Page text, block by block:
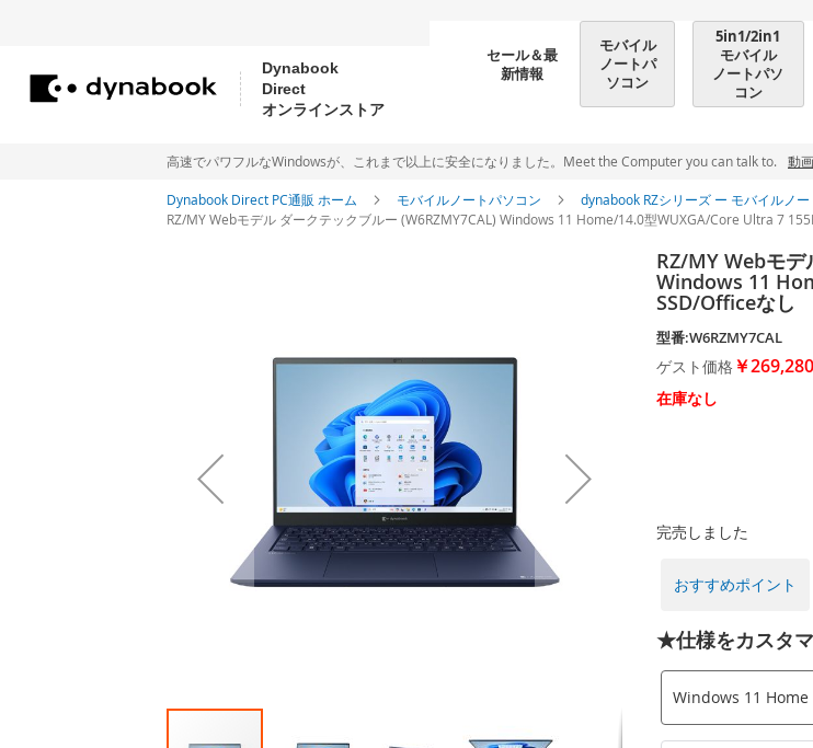
Dynabook
Direct
オンラインストア
コ
セール＆最
新情報
モバイル
ノートパ
ソコン
5in1/2in1
モバイル
ノートパソ
コン
高速でパワフルなWindowsが、これまで以上に安全になりました。Meet the Computer you can talk to. 動
Dynabook Direct PC通販 ホーム モバイルノートパソコン dynabook RZシリーズ ー モバイルノ
RZ/MY Webモデル ダークテックブルー (W6RZMY7CAL) Windows 11 Home/14.0型WUXGA/Core Ultra 7
RZ/MY Webモデ
Windows 11
SSD/Officeなし
型番:W6RZMY7CAL
ゲスト価格 ￥269,280
在庫なし
完売しました
おすすめポイント
★仕様をカスタ
Windows 11 Home